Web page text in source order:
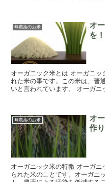
無農薬のお米
オ
を
オーガニック米とは オーガニッ
れた米の事です。この米は、普
いと言われています。 オーガ
無農薬のお米
オ
作
オーガニック米の特徴 オーガニ
られた米のことです。オーガニ